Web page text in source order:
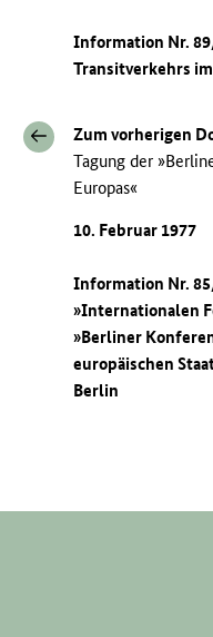
Information Nr.
Transitverkehrs
Zum vorherigen
Tagung der
Europas«
10. Februar 1977
Information Nr.
»Internationalen
»Berliner
europäischen
Berlin